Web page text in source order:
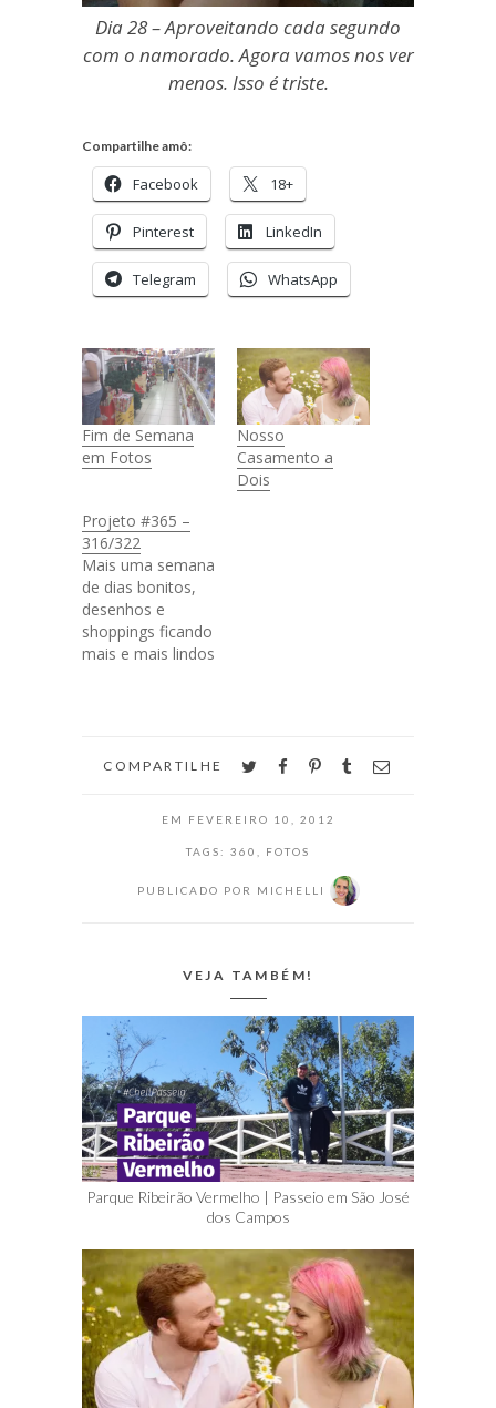
Dia 28 – Aproveitando cada segundo
com o namorado. Agora vamos nos ver
menos. Isso é triste.
Compartilhe amô:
Facebook 18+
Pinterest LinkedIn
Telegram WhatsApp
Fim de Semana
em Fotos
Nosso
Casamento a
Dois
Projeto #365 –
316/322
Mais uma semana
de dias bonitos,
desenhos e
shoppings ficando
mais e mais lindos
comidinha
mundo. Dia 318 -
Little Ciclope Dia
caminho pro
COMPARTILHE twitterfacebookpinterest
tumblr
EM FEVEREIRO 10, 2012
TAGS: 360 FOTOS
PUBLICADO POR MICHELLI
VEJA TAMBÉM!
Parque Ribeirão Vermelho | Passeio em São José
dos Campos